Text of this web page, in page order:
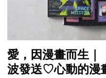
愛，因漫畫而生｜
波發送♡心動的漫